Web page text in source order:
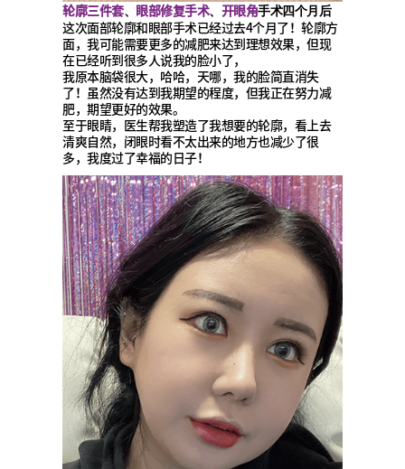
轮廓三件套、 眼部修复手术、 开眼角手术四个月后
这次面部轮廓和眼部手术已经过去4个月了！轮廓方
面，我可能需要更多的减肥来达到理想效果，但现
在已经听到很多人说我的脸小了，
我原本脑袋很大，哈哈，天哪，我的脸简直消失
了！虽然没有达到我期望的程度，但我正在努力减
肥，期望更好的效果。
至于眼睛，医生帮我塑造了我想要的轮廓，看上去
清爽自然，闭眼时看不太出来的地方也减少了很
多，我度过了幸福的日子！